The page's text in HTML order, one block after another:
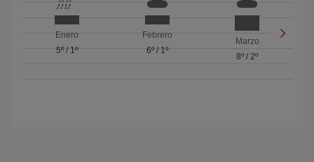
Enero
5º/ 1º
Febrero
6º/ 1º
Marzo
8º /2º